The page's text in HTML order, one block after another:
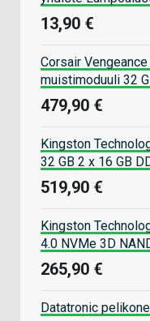
13,90 €
Corsair
muistimoduuli 32
479,90 €
Kingston
32 GB 2 x 16 GB
519,90 €
Kingston
4.0 NVMe 3D
265,90 €
Datatronic